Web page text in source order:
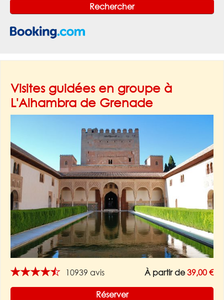
Visites guidées en groupe à
L'Alhambra de Grenade
★★★★★ 10939 avis À partir de39,00 €
Réserver